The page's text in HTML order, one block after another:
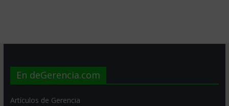
En deGerencia.com
Artículos de Gerencia